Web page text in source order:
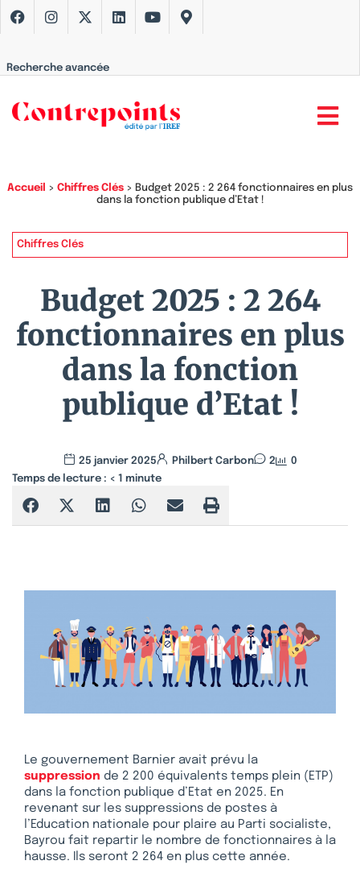
Recherche avancée
Accueil > Chiffres Clés > Budget 2025 : 2 264 fonctionnaires en plus
dans la fonction publique d’Etat !
Chiffres Clés
Budget 2025 : 2 264
fonctionnaires en plus
dans la fonction
publique d’Etat !
25 janvier 2025 Philbert Carbon 2
0
Temps de lecture : < 1 minute
Le gouvernement Barnier avait prévu la
suppression de 2 200 équivalents temps plein (ETP)
dans la fonction publique d’Etat en 2025. En
revenant sur les suppressions de postes à
l’Education nationale pour plaire au Parti socialiste,
Bayrou fait repartir le nombre de fonctionnaires à la
hausse. Ils seront 2 264 en plus cette année.